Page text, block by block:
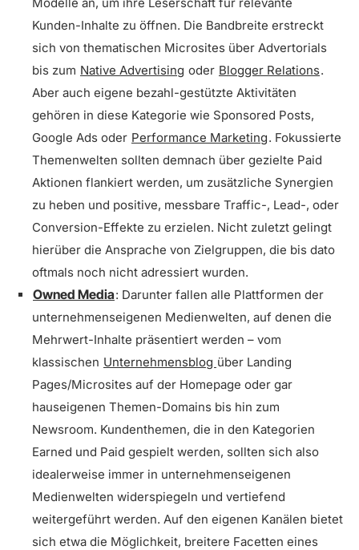
Kunden-Inhalte zu öffnen. Die Bandbreite erstreckt
sich von thematischen Microsites über Advertorials
bis zum Native Advertising oder Blogger Relations.
Aber auch eigene bezahl-gestützte Aktivitäten
gehören in diese Kategorie wie Sponsored Posts,
Google Ads oder Performance Marketing. Fokussierte
Themenwelten sollten demnach über gezielte Paid
Aktionen flankiert werden, um zusätzliche Synergien
zu heben und positive, messbare Traffic-, Lead-, oder
Conversion-Effekte zu erzielen. Nicht zuletzt gelingt
hierüber die Ansprache von Zielgruppen, die bis dato
oftmals noch nicht adressiert wurden.
Owned Media: Darunter fallen alle Plattformen der
unternehmenseigenen Medienwelten, auf denen die
Mehrwert-Inhalte präsentiert werden – vom
klassischen Unternehmensblog über Landing
Pages/Microsites auf der Homepage oder gar
hauseigenen Themen-Domains bis hin zum
Newsroom. Kundenthemen, die in den Kategorien
Earned und Paid gespielt werden, sollten sich also
idealerweise immer in unternehmenseigenen
Medienwelten widerspiegeln und vertiefend
weitergeführt werden. Auf den eigenen Kanälen bietet
sich etwa die Möglichkeit, breitere Facetten eines